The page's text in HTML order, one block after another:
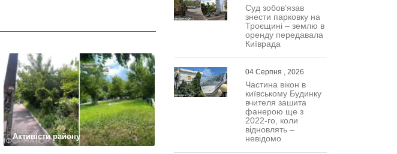
Активісти району
Суд зобов’язав
знести парковку на
Троєщині – землю в
оренду передавала
Київрада
04 Серпня , 2026
Частина вікон в
київському Будинку
вчителя зашита
фанерою ще з
2022-го, коли
відновлять –
невідомо